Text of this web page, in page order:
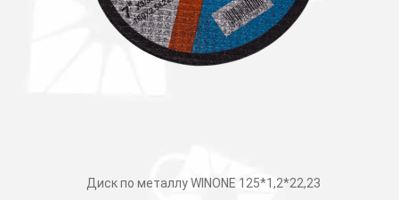
Диск по металлу WINONE 125*1,2*22,23